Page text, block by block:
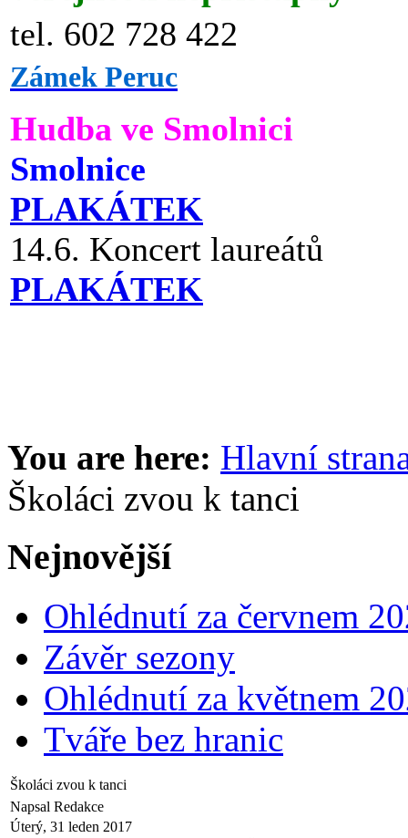
tel. 602 728 422
Zámek Peruc
Hudba ve Smolnici
Smolnice
PLAKÁTEK
14.6. Koncert laureátů
PLAKÁTEK
You are here: Hlavní
Školáci zvou k tanci
Nejnovější
Ohlédnutí za červnem
Závěr sezony
Ohlédnutí za květnem
Tváře bez hranic
Školáci zvou k tanci
Napsal Redakce
Úterý, 31 leden 2017